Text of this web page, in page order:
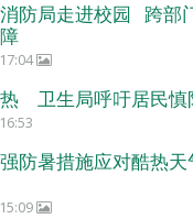
防局走进校园 跨部
卫生局呼吁居民慎
防暑措施应对酷热天